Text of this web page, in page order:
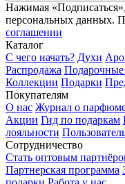
Нажимая
персональных данных.
соглашении
Каталог
С чего начать? Духи
Распродажа
Коллекции Подарки
Покупателям
О нас Журнал о
Акции Гид по подаркам
лояльности
Сотрудничество
Стать оптовым
Партнерская программа